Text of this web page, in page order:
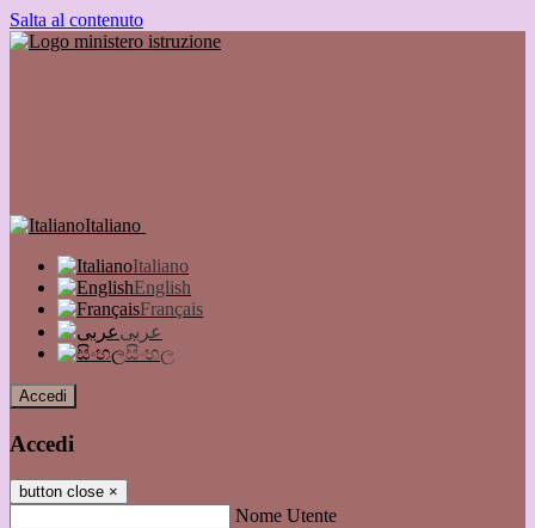
Salta al contenuto
Italiano
Italiano
English
Français
عربى
සිංහල
Accedi
Accedi
button close ×
Nome Utente